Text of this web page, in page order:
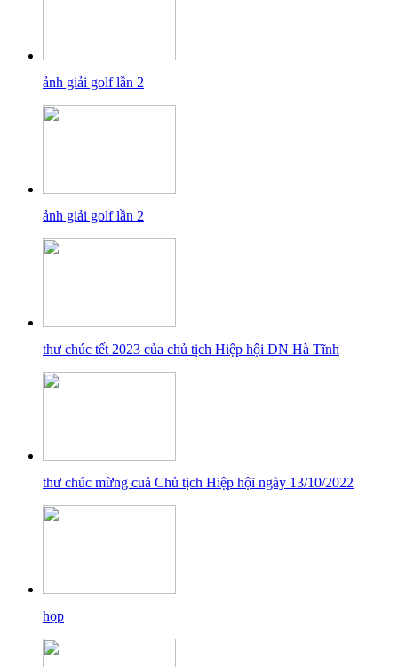
ảnh giải golf lần 2
ảnh giải golf lần 2
thư chúc tết 2023 của chủ tịch Hiệp hội DN Hà Tĩnh
thư chúc mừng cuả Chủ tịch Hiệp hội ngày 13/10/2022
họp